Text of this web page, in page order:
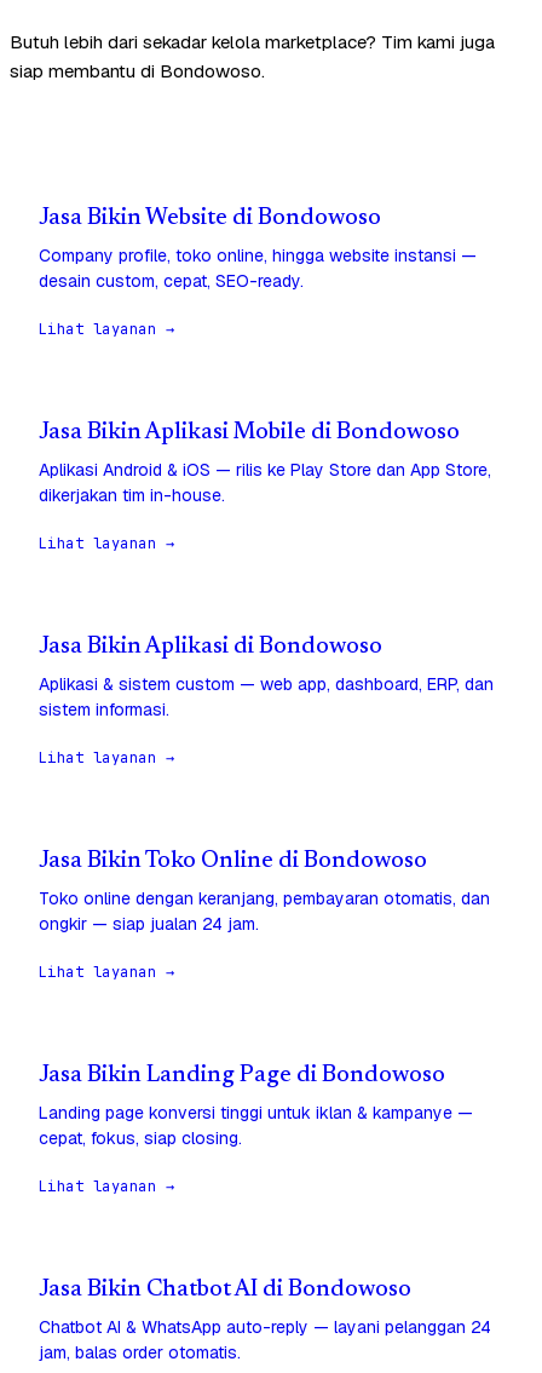
Butuh lebih dari sekadar kelola marketplace? Tim kami juga
siap membantu di Bondowoso.
Jasa Bikin Website di Bondowoso
Company profile, toko online, hingga website instansi —
desain custom, cepat, SEO-ready.
Lihat layanan →
Jasa Bikin Aplikasi Mobile di Bondowoso
Aplikasi Android & iOS — rilis ke Play Store dan App Store,
dikerjakan tim in-house.
Lihat layanan →
Jasa Bikin Aplikasi di Bondowoso
Aplikasi & sistem custom — web app, dashboard, ERP, dan
sistem informasi.
Lihat layanan →
Jasa Bikin Toko Online di Bondowoso
Toko online dengan keranjang, pembayaran otomatis, dan
ongkir — siap jualan 24 jam.
Lihat layanan →
Jasa Bikin Landing Page di Bondowoso
Landing page konversi tinggi untuk iklan & kampanye —
cepat, fokus, siap closing.
Lihat layanan →
Jasa Bikin Chatbot AI di Bondowoso
Chatbot AI & WhatsApp auto-reply — layani pelanggan 24
jam, balas order otomatis.